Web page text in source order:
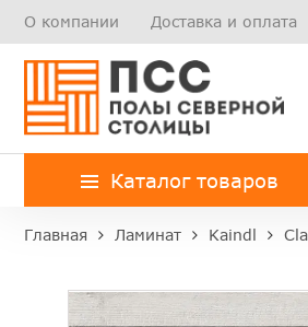
О компании Доставка и оплата
Каталог товаров
Главная Ламинат Kaindl